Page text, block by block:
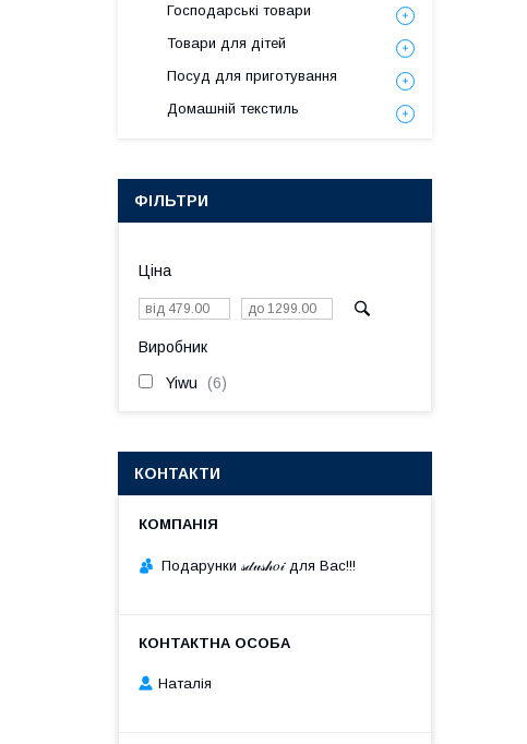
Господарські товари
Товари для дітей
Посуд для приготування
Домашній текстиль
ФІЛЬТРИ
Ціна
Виробник
Yiwu 6
КОНТАКТИ
Подарунки 𝓈𝒹𝓊𝓈𝒽𝑜𝒾 для Вас!!!
Наталія